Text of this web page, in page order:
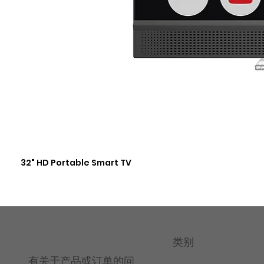
32" HD Portable Smart TV
有关于产品或订单的问
类别